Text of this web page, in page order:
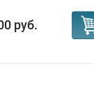
руб.